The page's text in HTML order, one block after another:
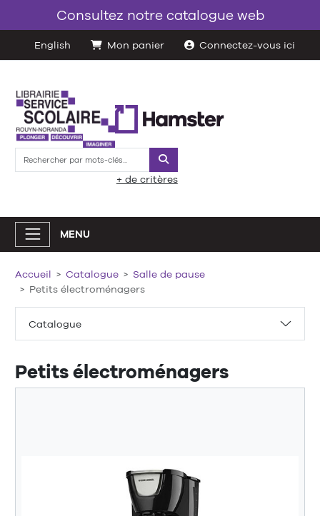
Consultez notre catalogue web
English Mon panier Connectez-vous ici
Rechercher
+ de critères
MENU
Catalogue
Accueil Catalogue
Salle de pause
Petits électroménagers
Petits électroménagers